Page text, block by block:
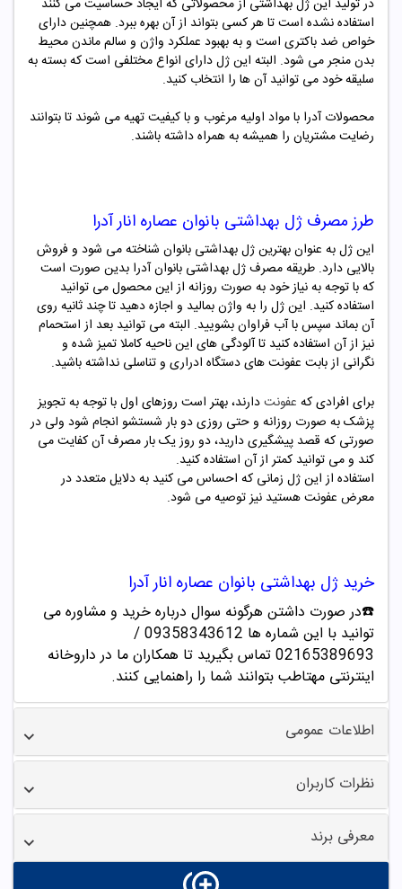
استفاده نشده است تا هر کسی بتواند از آن بهره ببرد. همچنین دارای
خواص ضد باکتری است و به بهبود عملکرد واژن و سالم ماندن محیط
بدن منجر می شود. البته این ژل دارای انواع مختلفی است که بسته به
سلیقه خود می توانید آن ها را انتخاب کنید.
محصولات آدرا با مواد اولیه مرغوب و با کیفیت تهیه می شوند تا بتوانند
رضایت مشتریان را همیشه به همراه داشته باشند.
طرز مصرف ژل بهداشتی بانوان عصاره انار آدرا
این ژل به عنوان بهترین ژل بهداشتی بانوان شناخته می شود و فروش
بالایی دارد. طریقه مصرف ژل بهداشتی بانوان آدرا بدین صورت است
که با توجه به نیاز خود به صورت روزانه از این محصول می توانید
استفاده کنید. این ژل را به واژن بمالید و اجازه دهید تا چند ثانیه روی
آن بماند سپس با آب فراوان بشویید. البته می توانید بعد از استحمام
نیز از آن استفاده کنید تا آلودگی های این ناحیه کاملا تمیز شده و
نگرانی از بابت عفونت های دستگاه ادراری و تناسلی نداشته باشید.
برای افرادی که عفونتدارند، بهتر است روزهای اول با توجه به تجویز
پزشک به صورت روزانه و حتی روزی دو بار شستشو انجام شود ولی در
صورتی که قصد پیشگیری دارید، دو روز یک بار مصرف آن کفایت می
کند و می توانید کمتر از آن استفاده کنید.
استفاده از این ژل زمانی که احساس می کنید به دلایل متعدد در
معرض عفونت هستید نیز توصیه می شود.
خرید ژل بهداشتی بانوان عصاره انار آدرا
☎️در صورت داشتن هرگونه سوال درباره خرید و مشاوره می
توانید با این شماره ها 09358343612 /
02165389693تماس بگیرید تا همکاران ما در داروخانه
اینترنتی مهتاطب بتوانند شما را راهنمایی کنند.
اطلاعات عمومی
نظرات کاربران
معرفی برند